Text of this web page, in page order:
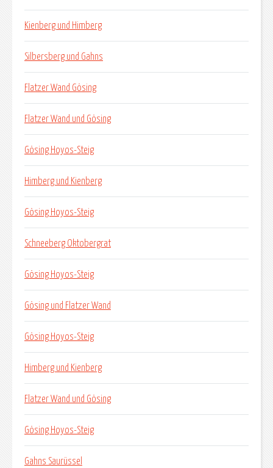
Kienberg und Himberg
Silbersberg und Gahns
Flatzer Wand Gösing
Flatzer Wand und Gösing
Gösing Hoyos-Steig
Himberg und Kienberg
Gösing Hoyos-Steig
Schneeberg Oktobergrat
Gösing Hoyos-Steig
Gösing und Flatzer Wand
Gösing Hoyos-Steig
Himberg und Kienberg
Flatzer Wand und Gösing
Gösing Hoyos-Steig
Gahns Saurüssel